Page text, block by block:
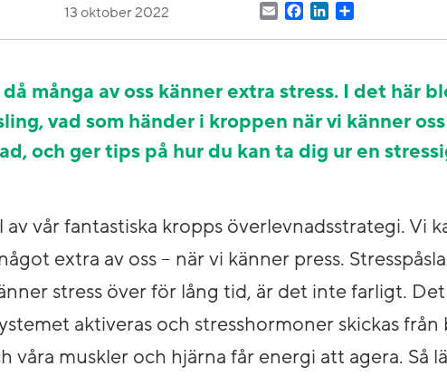
13 oktober 2022
EmailFacebookLinkedIn
många av oss känner extra stress. I det här
vad som händer i kroppen när vi känner
och ger tips på hur du kan ta dig ur en
av vår fantastiska kropps överlevnadsstrategi. Vi
extra av oss – när vi känner press.
stress över för lång tid, är det inte farligt.
aktiveras och stresshormoner skickas
våra muskler och hjärna får energi att agera. Så